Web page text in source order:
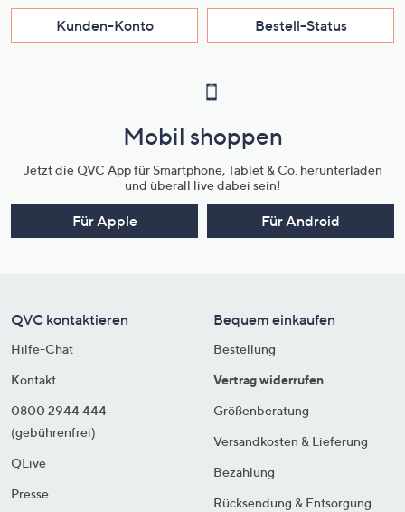
Kunden-Konto Bestell-Status
Mobil shoppen
Jetzt die QVC App für Smartphone, Tablet & Co. herunterladen
und überall live dabei sein!
Für Apple Für Android
QVC kontaktieren
Hilfe-Chat
Kontakt
0800 2944 444
(gebührenfrei)
QLive
Presse
Bequem einkaufen
Bestellung
Vertrag widerrufen
Größenberatung
Versandkosten & Lieferung
Bezahlung
Rücksendung & Entsorgung